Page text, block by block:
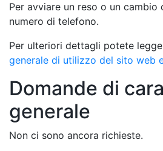
Per avviare un reso o un
numero di telefono.
Per ulteriori dettagli potete
generale di utilizzo del sito web
Domande di
generale
Non ci sono ancora richieste.